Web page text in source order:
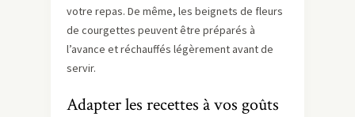
votre repas. De même, les beignets de fleurs
de courgettes peuvent être préparés à
l’avance et réchauffés légèrement avant de
servir.
Adapter les recettes à vos goûts